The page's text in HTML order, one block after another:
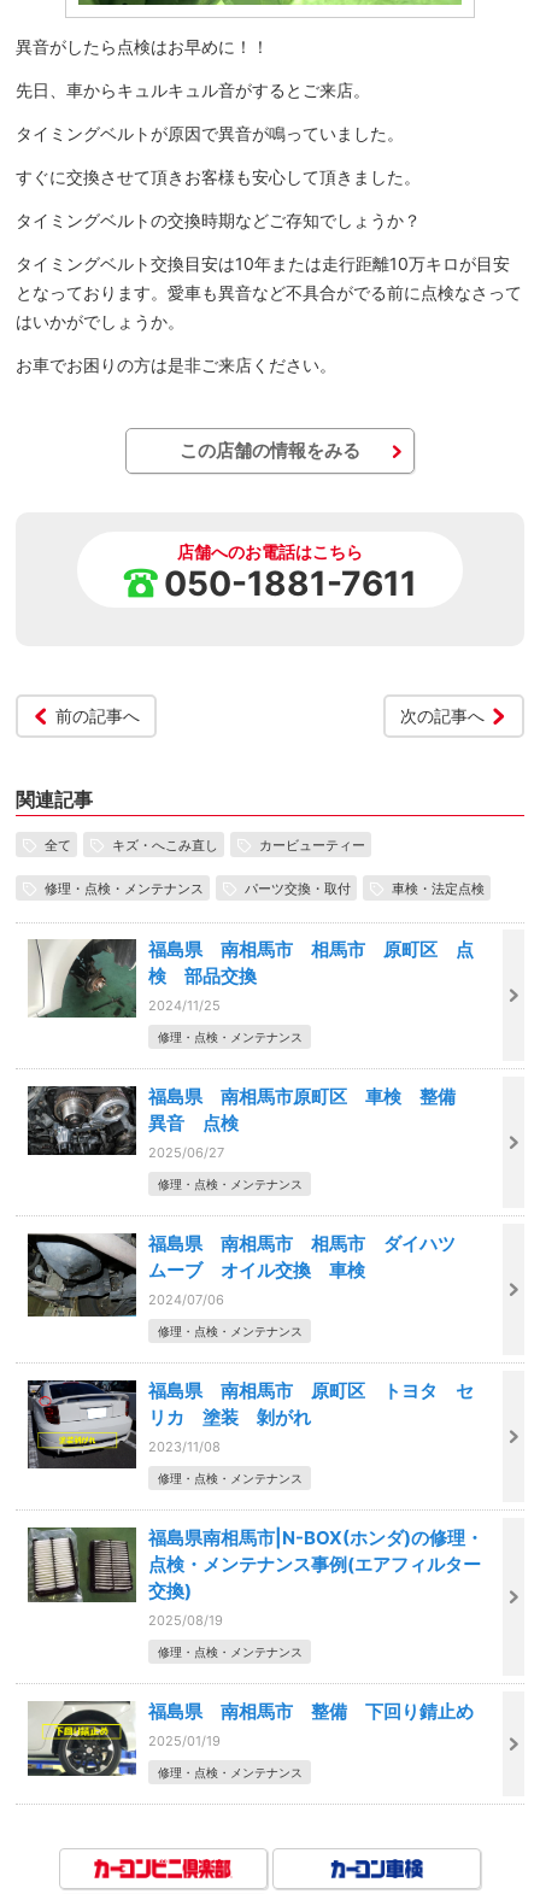
異音がしたら点検はお早めに！！
先日、車からキュルキュル音がするとご来店。
タイミングベルトが原因で異音が鳴っていました。
すぐに交換させて頂きお客様も安心して頂きました。
タイミングベルトの交換時期などご存知でしょうか？
タイミングベルト交換目安は10年または走行距離10万キロが目安
となっております。愛車も異音など不具合がでる前に点検なさって
はいかがでしょうか。
お車でお困りの方は是非ご来店ください。
この店舗の情報をみる
店舗へのお電話はこちら
050-1881-7611
前の記事へ 次の記事へ
関連記事
全て キズ・へこみ直し カービューティー
修理・点検・メンテナンス パーツ交換・取付 車検・法定点検
福島県 南相馬市 相馬市 原町区 点
検 部品交換
2024/11/25
修理・点検・メンテナンス
福島県 南相馬市原町区 車検 整備
異音 点検
2025/06/27
修理・点検・メンテナンス
福島県 南相馬市 相馬市 ダイハツ
ムーブ オイル交換 車検
2024/07/06
修理・点検・メンテナンス
福島県 南相馬市 原町区 トヨタ セ
リカ 塗装 剝がれ
2023/11/08
修理・点検・メンテナンス
福島県南相馬市|N-BOX(ホンダ)の修理・
点検・メンテナンス事例(エアフィルター
交換)
2025/08/19
修理・点検・メンテナンス
福島県 南相馬市 整備 下回り錆止め
2025/01/19
修理・点検・メンテナンス